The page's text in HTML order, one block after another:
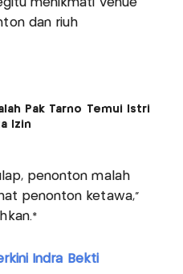
menikmati venue
dan riuh
Pak Tarno Temui Istri
Izin
penonton malah
penonton ketawa,"
Indra Bekti